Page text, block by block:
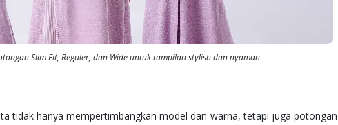
Slim Fit, Reguler, dan Wide untuk tampilan stylish dan nyaman
tidak hanya mempertimbangkan model dan warna, tetapi juga potongan